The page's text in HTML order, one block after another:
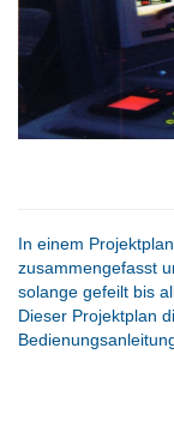
In einem
zusammengefasst
solange gefeilt bis
Dieser Projektplan